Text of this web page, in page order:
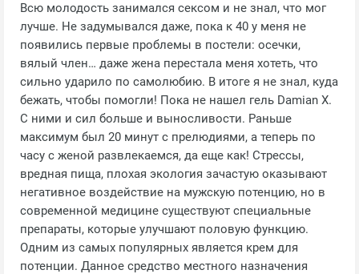
Всю молодость занимался сексом и не знал, что мог
лучше. Не задумывался даже, пока к 40 у меня не
появились первые проблемы в постели: осечки,
вялый член… даже жена перестала меня хотеть, что
сильно ударило по самолюбию. В итоге я не знал, куда
бежать, чтобы помогли! Пока не нашел гель Damian X.
С ними и сил больше и выносливости. Раньше
максимум был 20 минут с прелюдиями, а теперь по
часу с женой развлекаемся, да еще как! Стрессы,
вредная пища, плохая экология зачастую оказывают
негативное воздействие на мужскую потенцию, но в
современной медицине существуют специальные
препараты, которые улучшают половую функцию.
Одним из самых популярных является крем для
потенции. Данное средство местного назначения